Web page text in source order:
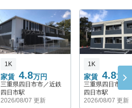
家賃 4.8万円
1K
三重県四日市市／近鉄
四日市駅
2026/08/07 更新
家賃 4.8万円
1K
三重県四日市市
四日市駅
2026/08/07 更新